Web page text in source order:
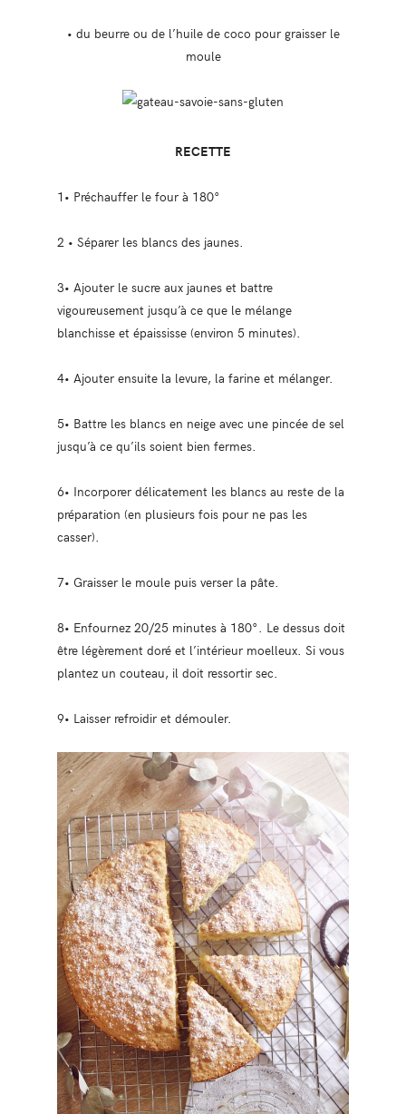
• du beurre ou de l’huile de coco pour graisser le
moule
RECETTE
1• Préchauffer le four à 180°
2 • Séparer les blancs des jaunes.
3• Ajouter le sucre aux jaunes et battre
vigoureusement jusqu’à ce que le mélange
blanchisse et épaississe (environ 5 minutes).
4• Ajouter ensuite la levure, la farine et mélanger.
5• Battre les blancs en neige avec une pincée de sel
jusqu’à ce qu’ils soient bien fermes.
6• Incorporer délicatement les blancs au reste de la
préparation (en plusieurs fois pour ne pas les
casser).
7• Graisser le moule puis verser la pâte.
8• Enfournez 20/25 minutes à 180°. Le dessus doit
être légèrement doré et l’intérieur moelleux. Si vous
plantez un couteau, il doit ressortir sec.
9• Laisser refroidir et démouler.